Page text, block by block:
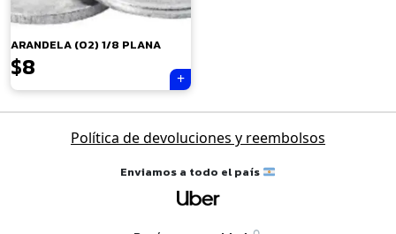
ARANDELA (02) 1/8 PLANA
$8
Política de devoluciones y reembolsos
Enviamos a todo el país
Tu carrito está vacío.
automáticamente.